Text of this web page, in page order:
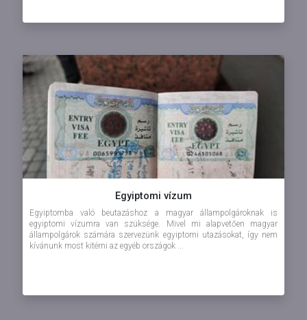
Egyiptomi vízum
Egyiptomba való beutazáshoz a magyar állampolgároknak is
egyiptomi vízumra van szüksége. Mivel mi alapvetően magyar
állampolgárok számára szervezünk egyiptomi utazásokat, így nem
kívánunk most kitérni az egyéb országok ...